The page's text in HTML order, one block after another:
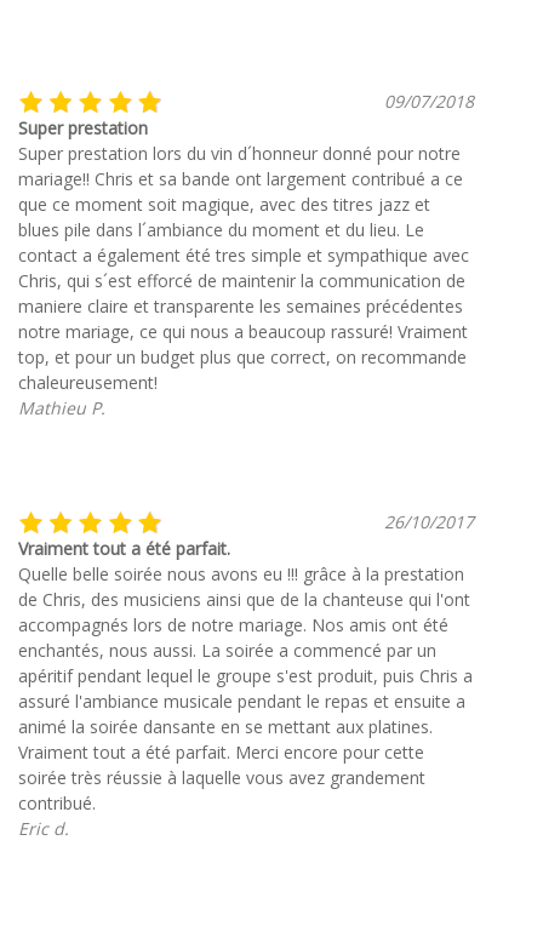
09/07/2018
Super prestation
Super prestation lors du vin d´honneur donné pour notre
mariage!! Chris et sa bande ont largement contribué a ce
que ce moment soit magique, avec des titres jazz et
blues pile dans l´ambiance du moment et du lieu. Le
contact a également été tres simple et sympathique avec
Chris, qui s´est efforcé de maintenir la communication de
maniere claire et transparente les semaines précédentes
notre mariage, ce qui nous a beaucoup rassuré! Vraiment
top, et pour un budget plus que correct, on recommande
chaleureusement!
Mathieu P.
26/10/2017
Vraiment tout a été parfait.
Quelle belle soirée nous avons eu !!! grâce à la prestation
de Chris, des musiciens ainsi que de la chanteuse qui l'ont
accompagnés lors de notre mariage. Nos amis ont été
enchantés, nous aussi. La soirée a commencé par un
apéritif pendant lequel le groupe s'est produit, puis Chris a
assuré l'ambiance musicale pendant le repas et ensuite a
animé la soirée dansante en se mettant aux platines.
Vraiment tout a été parfait. Merci encore pour cette
soirée très réussie à laquelle vous avez grandement
contribué.
Eric d.